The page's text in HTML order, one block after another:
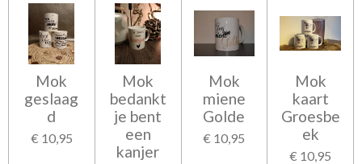
Mok
geslaag
d
€ 10,95
Mok
bedankt
je bent
een
kanjer
Mok
miene
Golde
€ 10,95
Mok
kaart
Groesbe
ek
€ 10,95